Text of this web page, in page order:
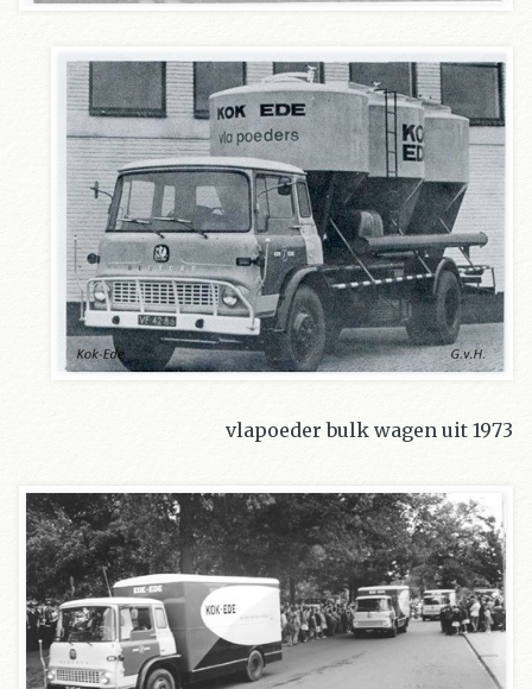
vlapoeder bulk wagen uit 1973